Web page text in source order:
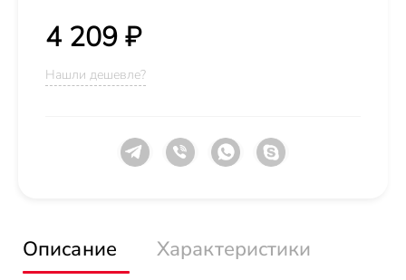
4 209 ₽
Нашли дешевле?
Описание
Характеристики